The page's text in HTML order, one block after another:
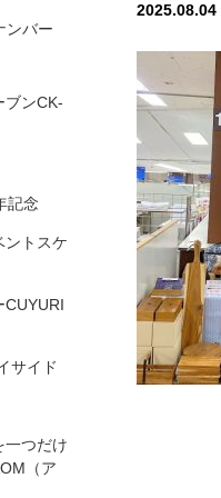
2025.08.04
ンバー
ブンCK-
記念
ントスケ
CUYURI
サイド
一つだけ
（ア